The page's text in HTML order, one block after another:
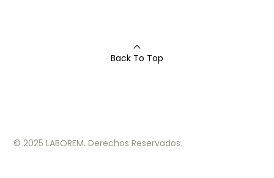
Back To Top
© 2025 LABOREM. Derechos Reservados.